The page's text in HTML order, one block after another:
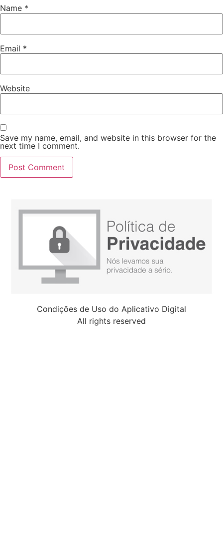
Name *
Email *
Website
Save my name, email, and website in this browser for the
next time I comment.
Condições de Uso do Aplicativo Digital
All rights reserved